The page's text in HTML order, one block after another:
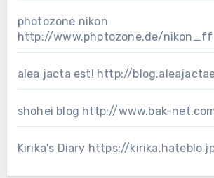
photozone nikon
http://www.photozone.de/nikon_ff
alea jacta est! http://
shohei blog http://www.bak-
Kirika's Diary https://